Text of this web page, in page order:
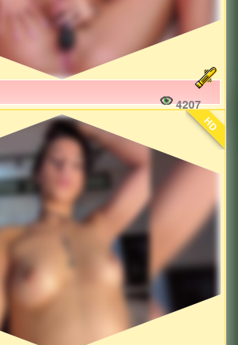
4207
HD